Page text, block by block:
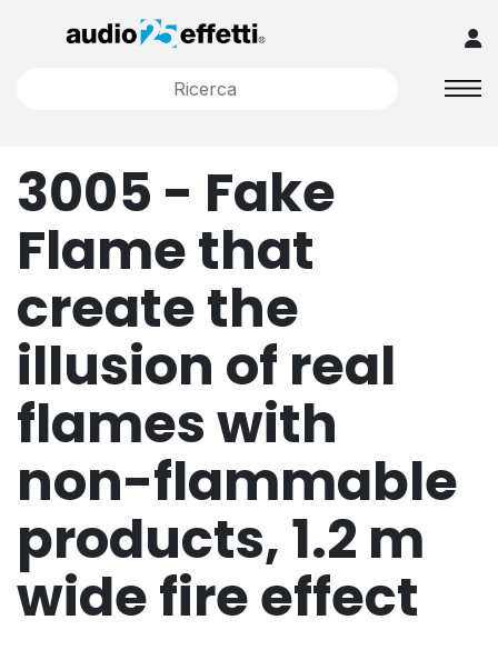
3005 - Fake
Flame that
create the
illusion of real
flames with
non-flammable
products, 1.2 m
wide fire effect